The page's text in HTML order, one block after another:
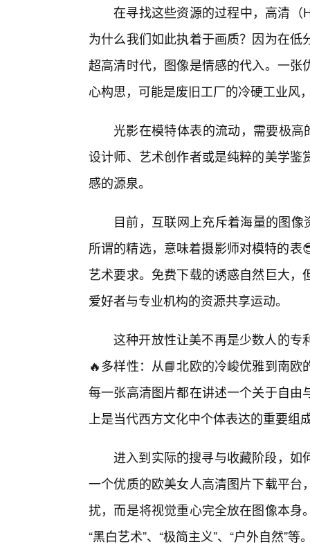
在寻找这些资源的过程中，高清
为什么我们如此执着于画质？因为在
超高清时代，图像是情感的代入。一
心构思，可能是废旧工厂的冷硬工业风
光影在模特体表的流动，需要极高
设计师、艺术创作者或是纯粹的美学
感的源泉。
目前，互联网上充斥着海量的图
所谓的精选，意味着摄影师对模特的
艺术要求。免费下载的诱惑自然巨大
爱好者与专业机构的资源共享运动。
这种开放性让美不再是少数人的专
🔥多样性：从📘北欧的冷峻优雅到南
每一张高清图片都在讲述一个关于自
上是当代西方文化中个体表达的重要组
进入到实际的搜寻与收藏阶段，如
一个优质的欧美女人高清图片下载平
扰，而是将视觉重心完全放在图像本
“黑白艺术”、“极简主义”、“户外自然”等